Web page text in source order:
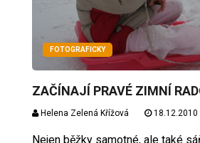
FOTOGRAFICKY
ZAČÍNAJÍ PRAVÉ ZIMNÍ
Helena Zelená Křížová 18.12.2010
Nejen běžky samotné, ale také